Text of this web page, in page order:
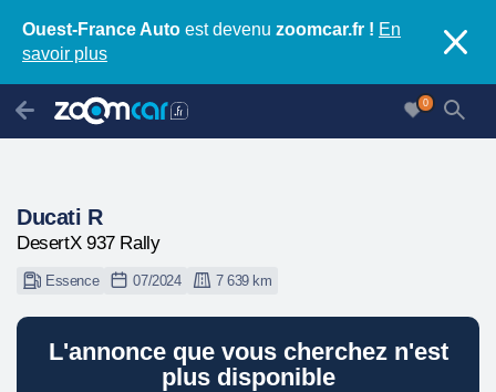
Ouest-France Auto est devenu zoomcar.fr ! En
savoir plus
0
Ducati R
DesertX 937 Rally
Essence 07/2024 7 639 km
L'annonce que vous cherchez n'est
plus disponible